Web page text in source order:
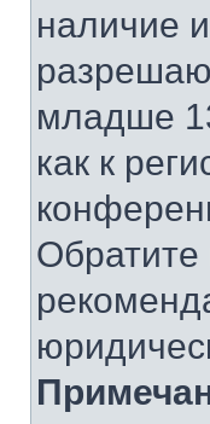
наличие
младше
как к